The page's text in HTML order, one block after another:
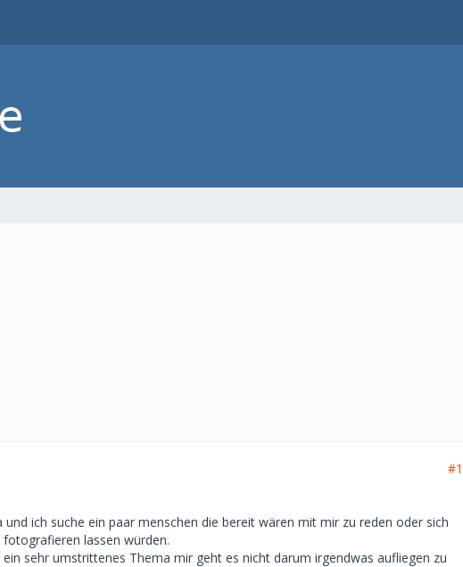
#1
und ich suche ein paar menschen die bereit wären mit mir zu reden oder sich
lassen würden.
ein sehr umstrittenes Thema mir geht es nicht darum irgendwas aufliegen zu